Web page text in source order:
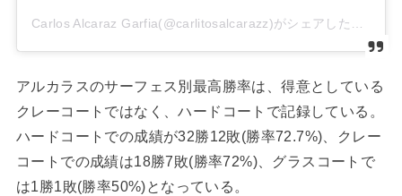
アルカラスのサーフェス別最高勝率は、得意としている
クレーコートではなく、ハードコートで記録している。
ハードコートでの成績が32勝12敗(勝率72.7%)、クレー
コートでの成績は18勝7敗(勝率72%)、グラスコートで
は1勝1敗(勝率50%)となっている。